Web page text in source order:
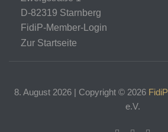
D-82319 Starnberg
FidiP-Member-Login
Zur Startseite
8. August 2026 | Copyright © 2026 FidiP
e.V.